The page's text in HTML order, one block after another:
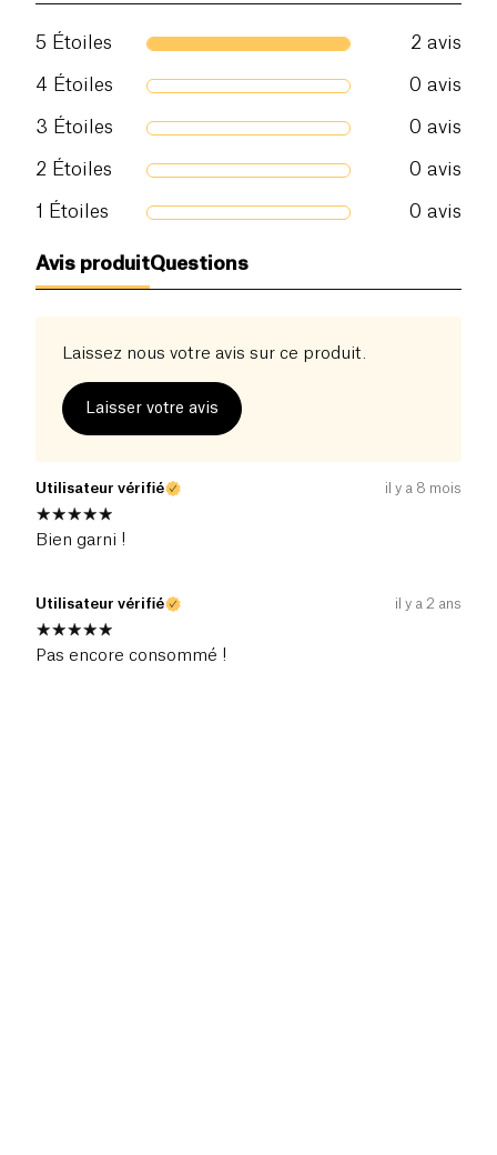
Sel (g) 1.1 g
5 Étoiles 2 avis
4 Étoiles 0 avis
3 Étoiles 0 avis
2 Étoiles 0 avis
1 Étoiles 0 avis
Avis produitQuestions
Laissez nous votre avis sur ce produit.
Laisser votre avis
Utilisateur vérifié il y a 8 mois
Bien garni !
Utilisateur vérifié il y a 2 ans
Pas encore consommé !